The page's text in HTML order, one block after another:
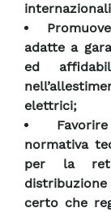
adatte a
ed
elettrici;
normativa
per la
certo che